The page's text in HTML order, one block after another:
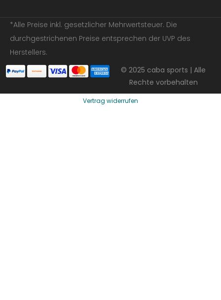
*Alle Preise inkl. gesetzlicher Mehrwertsteuer. Die
durchgestrichenen Preise entsprechen der UVP des
Herstellers.
© 2025 caba sports | Alle
Rechte vorbehalten
Vertrag widerrufen